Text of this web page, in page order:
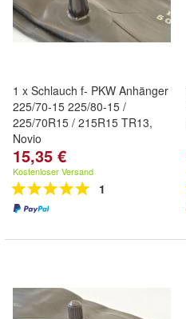
1 x Schlauch f- PKW Anhänger
225/70-15 225/80-15 /
225/70R15 / 215R15 TR13,
Novio
15,35 €
Kostenloser Versand
1